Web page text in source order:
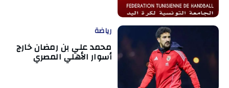
رياضة
محمد علي بن رمضان خارج
أسوار الأهلي المصري